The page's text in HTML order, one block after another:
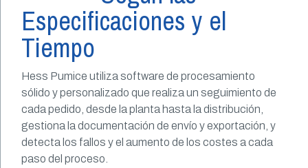
Especificaciones y el
Tiempo
Hess Pumice utiliza software de procesamiento
sólido y personalizado que realiza un seguimiento de
cada pedido, desde la planta hasta la distribución,
gestiona la documentación de envío y exportación, y
detecta los fallos y el aumento de los costes a cada
paso del proceso.